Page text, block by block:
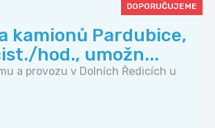
DOPORUČUJEME
kamionů Pardubice,
hod., umožn...
a provozu v Dolních Ředicích u